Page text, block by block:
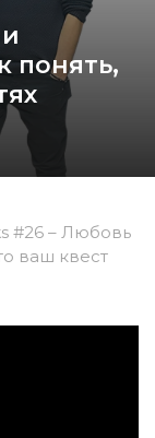
понять,
#26 – Любовь
ваш квест